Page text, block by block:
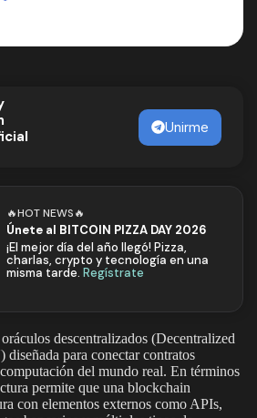
Unirme
🔥HOT NEWS🔥
Únete al BITCOIN PIZZA DAY 2026
¡El mejor día del año llegó! Pizza,
charlas, crypto y tecnología en una
misma tarde.Regístrate
descentralizados (Decentralized
para conectar contratos
del mundo real. En términos
permite que una blockchain
con elementos externos como APIs,